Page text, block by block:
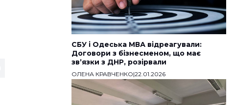
СБУ і Одеська МВА відреагували:
Договори з бізнесменом, що має
звʼязки з ДНР, розірвали
ОЛЕНА КРАВЧЕНКО|22.01.2026